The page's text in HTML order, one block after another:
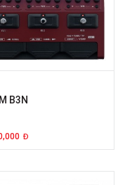
B3N
Đ